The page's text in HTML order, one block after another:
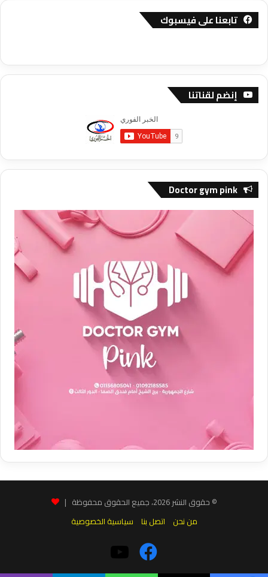
تابعنا على فيسبوك
إنضم لقناتنا
Doctor gym pink
© حقوق النشر 2026، جميع الحقوق محفوظة |
من نحن
اتصل بنا سياسية الخصوصية
فيسبوك